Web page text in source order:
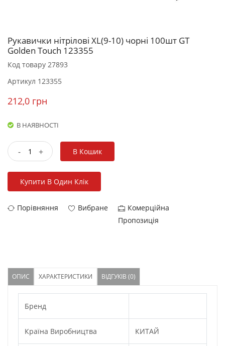
Рукавички нітрілові XL(9-10) чорні 100шт GT
Golden Touch 123355
Код товару 27893
Артикул 123355
212,0 грн
В НАЯВНОСТІ
- + В Кошик
Купити В Один Клік
Порівняння Вибране
Комерційна
Пропозиція
ОПИС ХАРАКТЕРИСТИКИ ВІДГУКІВ (0)
Бренд
Країна Виробництва КИТАЙ